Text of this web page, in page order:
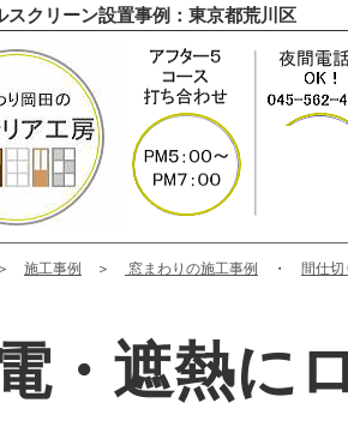
スクリーン設置事例：東京都荒川区
施工事例 ＞ 窓まわりの施工事例 ・ 間仕切
・遮熱に